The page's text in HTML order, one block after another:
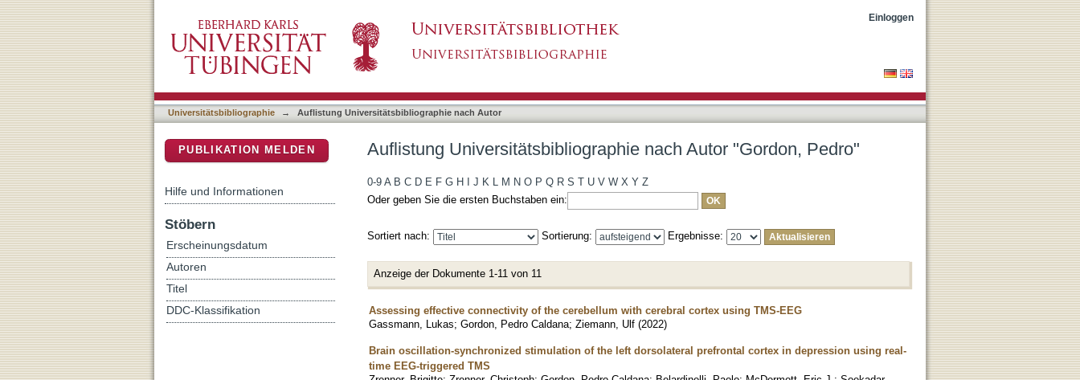
Einloggen
Universitätsbibliographie → Auflistung Universitätsbibliographie nach Autor
Auflistung Universitätsbibliographie nach Autor "Gordon, Pedro"
0-9 A B C D E F G H J K L M N O P Q R S T U V W X Y Z
Oder geben Sie die ersten Buchstaben ein:
Sortiert nach: Sortierung: Ergebnisse:
Anzeige der Dokumente 1-11 von 11
Assessing effective connectivity of the cerebellum with cerebral cortex using TMS-EEG
Gassmann, Lukas; Gordon, Pedro Caldana; Ziemann, Ulf (2022)
Brain oscillation-synchronized stimulation of the left dorsolateral prefrontal cortex in depression using real-
time EEG-triggered TMS
PUBLIKATION MELDEN
Hilfe und Informationen
Stöbern
Erscheinungsdatum
Autoren
Titel
DDC-Klassifikation